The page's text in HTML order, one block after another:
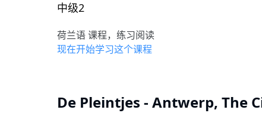
中级2
荷兰语 课程，练习阅读
现在开始学习这个课程
De Pleintjes - Antwerp, The